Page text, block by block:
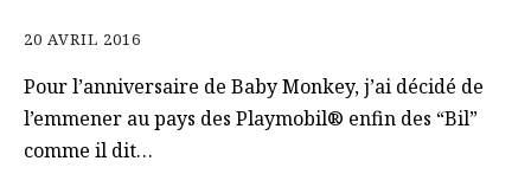
20 AVRIL 2016
Pour l’anniversaire de Baby Monkey, j’ai décidé de
l’emmener au pays des Playmobil® enfin des “Bil”
comme il dit…